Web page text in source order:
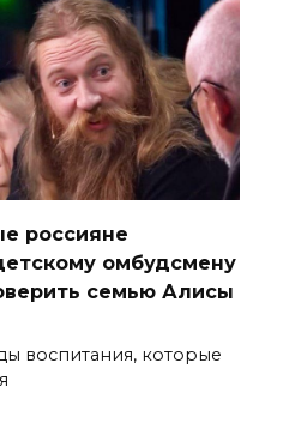
россияне
омбудсмену
семью Алисы
воспитания, которые